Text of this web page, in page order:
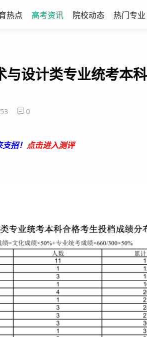
热点 高考资讯 院校动态 热门专业
设计类专业统考本
0
招！ 点击进入测评